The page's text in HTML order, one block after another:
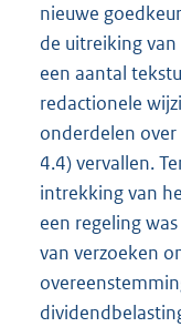
nieuwe
de uitreiking
een aantal
redactionele
onderdelen
4.4) vervallen.
intrekking van
een regeling
van verzoeken